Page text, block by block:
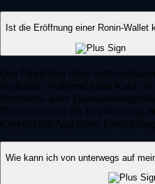
Ist die Eröffnung einer Ronin-Wallet
Das Einrichten einer
kostenlos. Während beim Kauf,
Netzwerk- oder
Download und die Registrierung
Crypto.com App keine
Wie kann ich von unterwegs auf